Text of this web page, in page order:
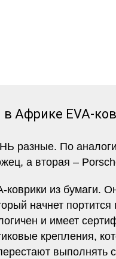
в Африке EVA-
разные. По
а вторая –
из бумаги.
начнет
и имеет
крепления,